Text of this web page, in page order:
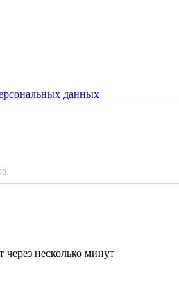
данных
через несколько минут